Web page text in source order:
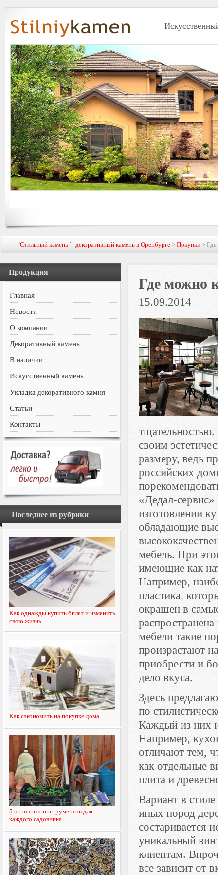
"Стильный камень" - декоративный камень в Оренбурге >Покупки >
Продукция
Главная
Новости
О компании
Декоративный камень
В наличии
Искусственный камень
Укладка декоративного камня
Статьи
Контакты
Последнее из рубрики
Как однажды купить билет и изменить
свою жизнь
Как сэкономить на покупке дома
5 основных инструментов для
каждого садовника
Где можно
15.09.2014
своим
размеру, ведь
российских
«Дедал-сервис»
изготовлении
обладающие
мебель. При
имеющие как
Например,
пластика,
окрашен в
мебели такие
произрастают
приобрести и
дело вкуса.
Здесь
по
Каждый из них
Например,
отличают тем,
как отдельные
плита и
Вариант в
иных пород
состаривается
уникальный
клиентам.
все зависит от